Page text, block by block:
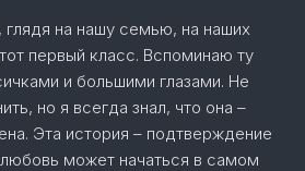
глядя на нашу семью, на наших
первый класс. Вспоминаю ту
и большими глазами. Не
но я всегда знал, что она –
Эта история – подтверждение
может начаться в самом